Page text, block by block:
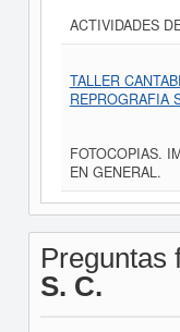
ACTIVIDADES
TALLER
REPROGRAFIA
FOTOCOPIAS.
EN GENERAL.
Preguntas
S. C.